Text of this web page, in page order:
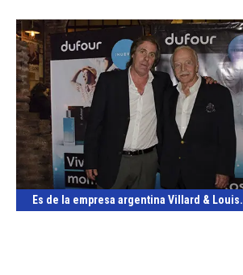
Es de la empresa argentina Villard & Louis.